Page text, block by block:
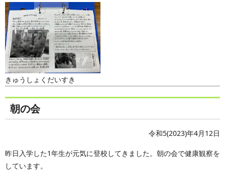
きゅうしょくだいすき
朝の会
令和5(2023)年4月12日
昨日入学した1年生が元気に登校してきました。朝の会で健康観察を
しています。